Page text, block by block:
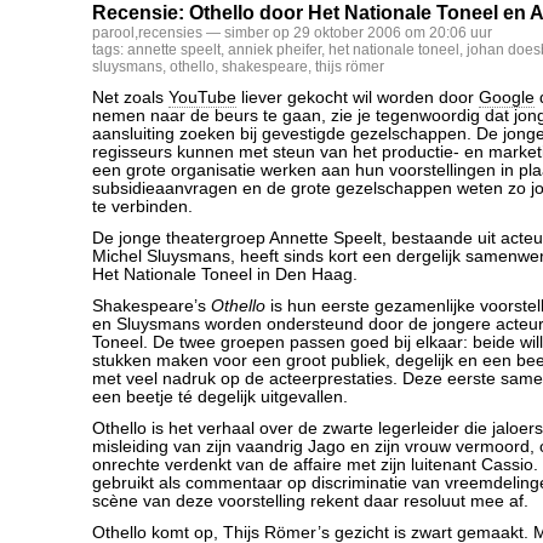
Recensie: Othello door Het Nationale Toneel en
parool ,recensies — simber op 29 oktober 2006 om 20:06 uur
tags: annette speelt, anniek pheifer, het nationale toneel , johan
sluysmans, othello, shakespeare, thijs römer
Net zoals YouTube liever gekocht wil worden door Google
nemen naar de beurs te gaan, zie je tegenwoordig dat
aansluiting zoeken bij gevestigde gezelschappen. De
regisseurs kunnen met steun van het productie- en
een grote organisatie werken aan hun voorstellingen in
subsidieaanvragen en de grote gezelschappen weten zo
te verbinden.
De jonge theatergroep Annette Speelt, bestaande uit
Michel Sluysmans, heeft sinds kort een dergelijk
Het Nationale Toneel in Den Haag.
Shakespeare’s Othello is hun eerste gezamenlijke
en Sluysmans worden ondersteund door de jongere
Toneel. De twee groepen passen goed bij elkaar: beide
stukken maken voor een groot publiek, degelijk en een
met veel nadruk op de acteerprestaties. Deze eerste
een beetje té degelijk uitgevallen.
Othello is het verhaal over de zwarte legerleider die
misleiding van zijn vaandrig Jago en zijn vrouw vermoord,
onrechte verdenkt van de affaire met zijn luitenant
gebruikt als commentaar op discriminatie van
scène van deze voorstelling rekent daar resoluut mee af.
Othello komt op, Thijs Römer’s gezicht is zwart gemaakt.